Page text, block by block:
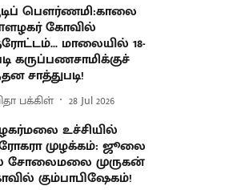
பௌர்ணமி:காலை
கோவில்
மாலையில் 18-
கருப்பணசாமிக்குச்
சாத்துபடி!
பக்கிள் 28 Jul 2026
உச்சியில்
முழக்கம்: ஜூலை
சோலைமலை முருகன்
கும்பாபிஷேகம்!